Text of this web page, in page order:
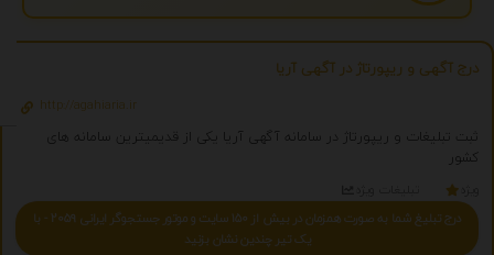
درج آگهی و ریپورتاژ در آگهی آریا
http://agahiaria.ir
ثبت تبلیغات و ریپورتاژ در سامانه آگهی آریا یکی از قدیمیترین سامانه های
کشور
درج تبلیغ شما به صورت همزمان در بیش از 150 سایت و موتور جستجوگر ایرانی 2059 - با
یک تیر چندین نشان بزنید